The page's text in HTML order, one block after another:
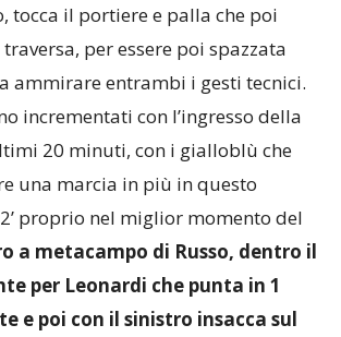
tocca il portiere e palla che poi
per essere poi spazzata
ammirare entrambi i gesti tecnici.
incrementati con l’ingresso della
20 minuti, con i gialloblù che
una marcia in più in questo
proprio nel miglior momento del
a metacampo di Russo, dentro il
per Leonardi che punta in 1
e poi con il sinistro insacca sul